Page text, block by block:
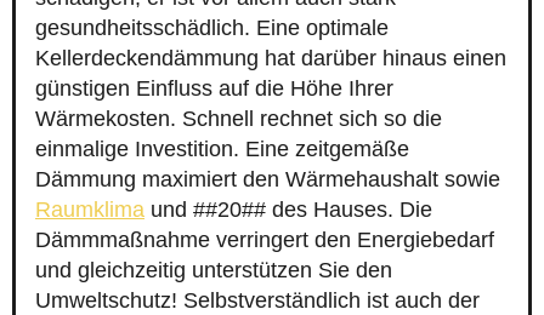
gesundheitsschädlich. Eine optimale
Kellerdeckendämmung hat darüber hinaus einen
günstigen Einfluss auf die Höhe Ihrer
Wärmekosten. Schnell rechnet sich so die
einmalige Investition. Eine zeitgemäße
Dämmung maximiert den Wärmehaushalt sowie
Raumklima und ##20## des Hauses. Die
Dämmmaßnahme verringert den Energiebedarf
und gleichzeitig unterstützen Sie den
Umweltschutz! Selbstverständlich ist auch der